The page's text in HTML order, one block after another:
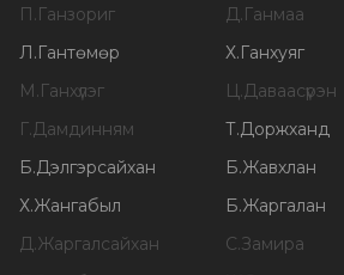
П . Ганзориг Д. Ганмаа
Л . Гантөмөр Х. Ганхуяг
М . Ганхүлэг Ц.Даваасүрэн
Г.Дамдинням Т.Доржханд
Б.Дэлгэрсайхан Б.Жавхлан
Х.Жангабыл Б.Жаргалан
Д.Жаргалсайхан С.Замира